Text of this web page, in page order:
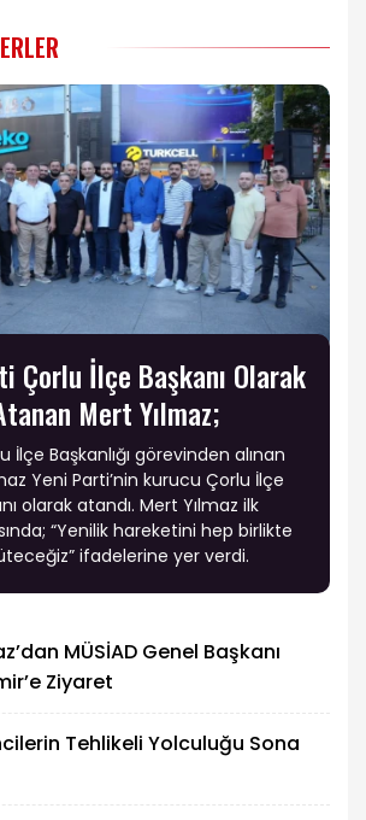
Çorlu İlçe Başkanı Olarak
Mert Yılmaz;
İlçe Başkanlığı görevinden alınan
Yeni Parti’nin kurucu Çorlu İlçe
olarak atandı. Mert Yılmaz ilk
“Yenilik hareketini hep birlikte
ifadelerine yer verdi.
MÜSİAD Genel Başkanı
Ziyaret
Tehlikeli Yolculuğu Sona